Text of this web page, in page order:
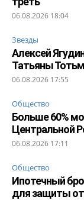
06.08.2026 18:04
Звезды
Алексей
Татьяны
06.08.2026 17:55
Общество
Больше 60%
Центральной
06.08.2026 17:11
Общество
Ипотечный
для защиты